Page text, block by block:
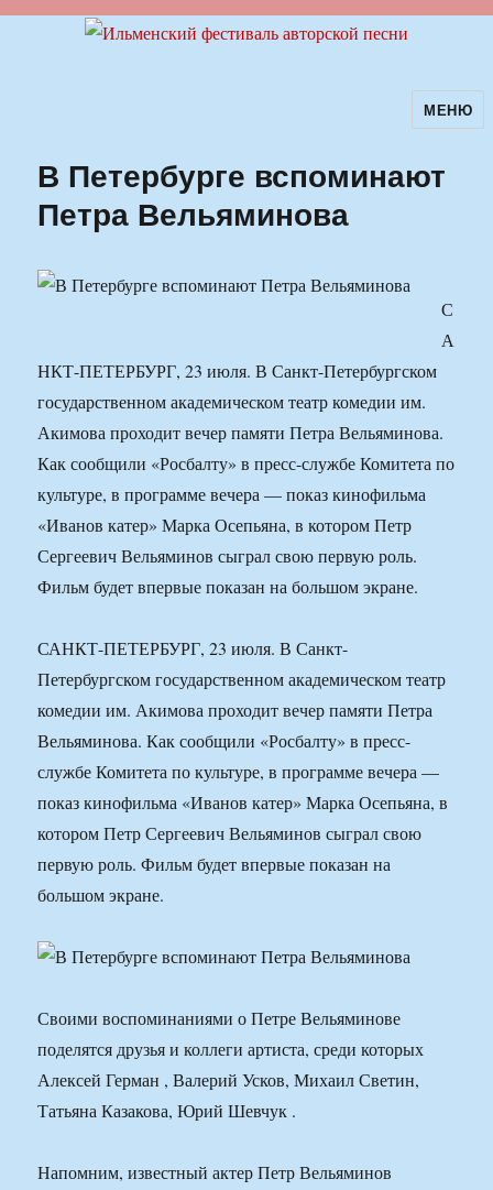
Ильменский фестиваль авторскойМЕНЮ
В Петербурге вспоминают
Петра Вельяминова
С
А
НКТ-ПЕТЕРБУРГ, 23 июля. В Санкт-Петербургском
государственном академическом театр комедии им.
Акимова проходит вечер памяти Петра Вельяминова.
Как сообщили «Росбалту» в пресс-службе Комитета по
культуре, в программе вечера — показ кинофильма
«Иванов катер» Марка Осепьяна, в котором Петр
Сергеевич Вельяминов сыграл свою первую роль.
Фильм будет впервые показан на большом экране.
САНКТ-ПЕТЕРБУРГ, 23 июля. В Санкт-
Петербургском государственном академическом театр
комедии им. Акимова проходит вечер памяти Петра
Вельяминова. Как сообщили «Росбалту» в пресс-
службе Комитета по культуре, в программе вечера —
показ кинофильма «Иванов катер» Марка Осепьяна, в
котором Петр Сергеевич Вельяминов сыграл свою
первую роль. Фильм будет впервые показан на
большом экране.
Своими воспоминаниями о Петре Вельяминове
поделятся друзья и коллеги артиста, среди которых
Алексей Герман , Валерий Усков, Михаил Светин,
Татьяна Казакова, Юрий Шевчук .
Напомним, известный актер Петр Вельяминов